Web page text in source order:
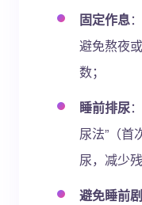
固定作息
避免熬夜
数；
睡前排尿
尿法”（首
尿，减少
避免睡前